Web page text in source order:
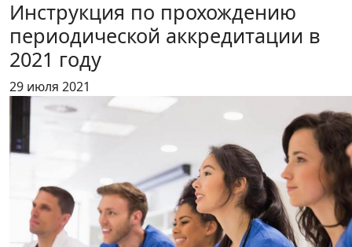
Инструкция по прохождению
периодической аккредитации в
2021 году
29 июля 2021